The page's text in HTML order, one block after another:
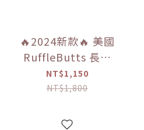
🔥2024新款🔥 美國
RuffleButts 長春
花藍條紋 泳衣/泳褲
女成人 【優惠限
NT$1,150
NT$1,800